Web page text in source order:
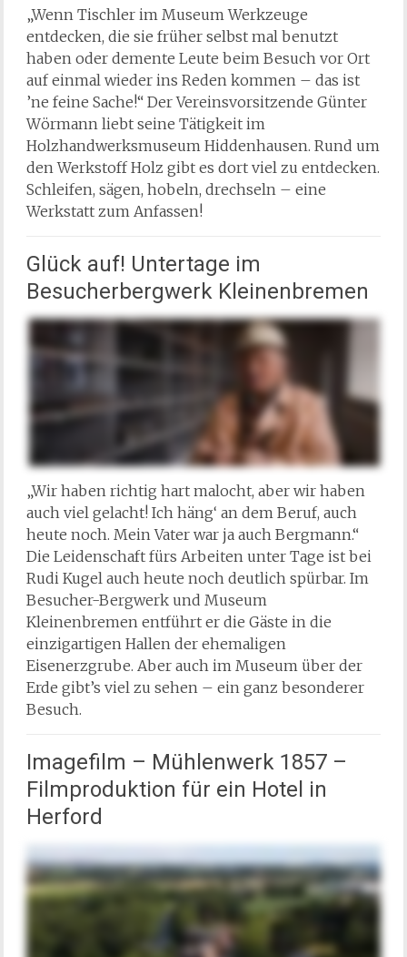
„Wenn Tischler im Museum Werkzeuge
entdecken, die sie früher selbst mal benutzt
haben oder demente Leute beim Besuch vor Ort
auf einmal wieder ins Reden kommen – das ist
’ne feine Sache!“ Der Vereinsvorsitzende Günter
Wörmann liebt seine Tätigkeit im
Holzhandwerksmuseum Hiddenhausen. Rund um
den Werkstoff Holz gibt es dort viel zu entdecken.
Schleifen, sägen, hobeln, drechseln – eine
Werkstatt zum Anfassen!
Glück auf! Untertage im
Besucherbergwerk Kleinenbremen
„Wir haben richtig hart malocht, aber wir haben
auch viel gelacht! Ich häng‘ an dem Beruf, auch
heute noch. Mein Vater war ja auch Bergmann.“
Die Leidenschaft fürs Arbeiten unter Tage ist bei
Rudi Kugel auch heute noch deutlich spürbar. Im
Besucher-Bergwerk und Museum
Kleinenbremen entführt er die Gäste in die
einzigartigen Hallen der ehemaligen
Eisenerzgrube. Aber auch im Museum über der
Erde gibt’s viel zu sehen – ein ganz besonderer
Besuch.
Imagefilm – Mühlenwerk 1857 –
Filmproduktion für ein Hotel in
Herford